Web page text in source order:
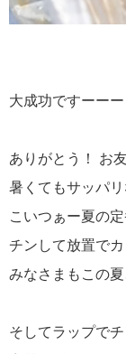
大成功ですーーー
ありがとう！ お
暑くてもサッパ
こいつぁー夏の
チンして放置で
みなさまもこの
そしてラップで